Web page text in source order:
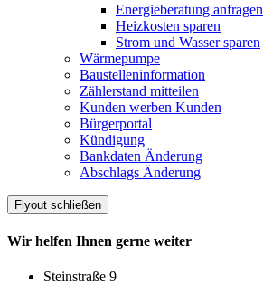
Energieberatung anfragen
Heizkosten sparen
Strom und Wasser sparen
Wärmepumpe
Baustelleninformation
Zählerstand mitteilen
Kunden werben Kunden
Bürgerportal
Kündigung
Bankdaten Änderung
Abschlags Änderung
Flyout schließen
Wir helfen Ihnen gerne weiter
Steinstraße 9